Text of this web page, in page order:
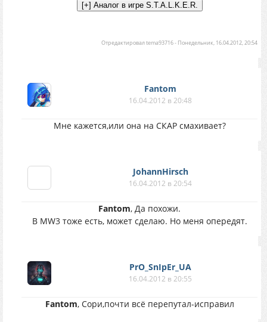
Отредактировалtema93716- Понедельник, 16.04.2012, 20:54
Fantom
16.04.2012 в 20:48
Мне кажется,или она на СКАР смахивает?
JohannHirsch
16.04.2012 в 20:54
Fantom, Да похожи.
В MW3 тоже есть, может сделаю. Но меня опередят.
PrO_SnIpEr_UA
16.04.2012 в 20:55
Fantom, Сори,почти всё перепутал-исправил